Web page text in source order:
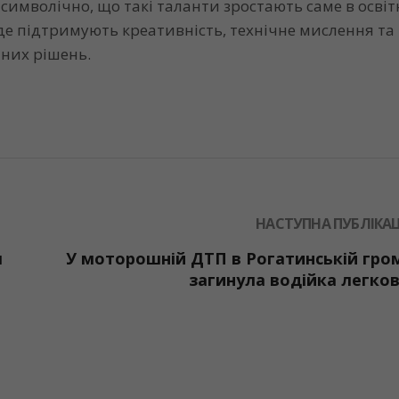
символічно, що такі таланти зростають саме в
підтримують креативність, технічне мислення та
рішень.
НАСТУПНА
У моторошній ДТП в Рогатинській
загинула водійка